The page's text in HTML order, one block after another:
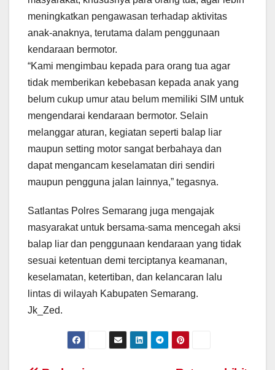
meningkatkan pengawasan terhadap aktivitas
anak-anaknya, terutama dalam penggunaan
kendaraan bermotor.
“Kami mengimbau kepada para orang tua agar
tidak memberikan kebebasan kepada anak yang
belum cukup umur atau belum memiliki SIM untuk
mengendarai kendaraan bermotor. Selain
melanggar aturan, kegiatan seperti balap liar
maupun setting motor sangat berbahaya dan
dapat mengancam keselamatan diri sendiri
maupun pengguna jalan lainnya,” tegasnya.
Satlantas Polres Semarang juga mengajak
masyarakat untuk bersama-sama mencegah aksi
balap liar dan penggunaan kendaraan yang tidak
sesuai ketentuan demi terciptanya keamanan,
keselamatan, ketertiban, dan kelancaran lalu
lintas di wilayah Kabupaten Semarang.
Jk_Zed.